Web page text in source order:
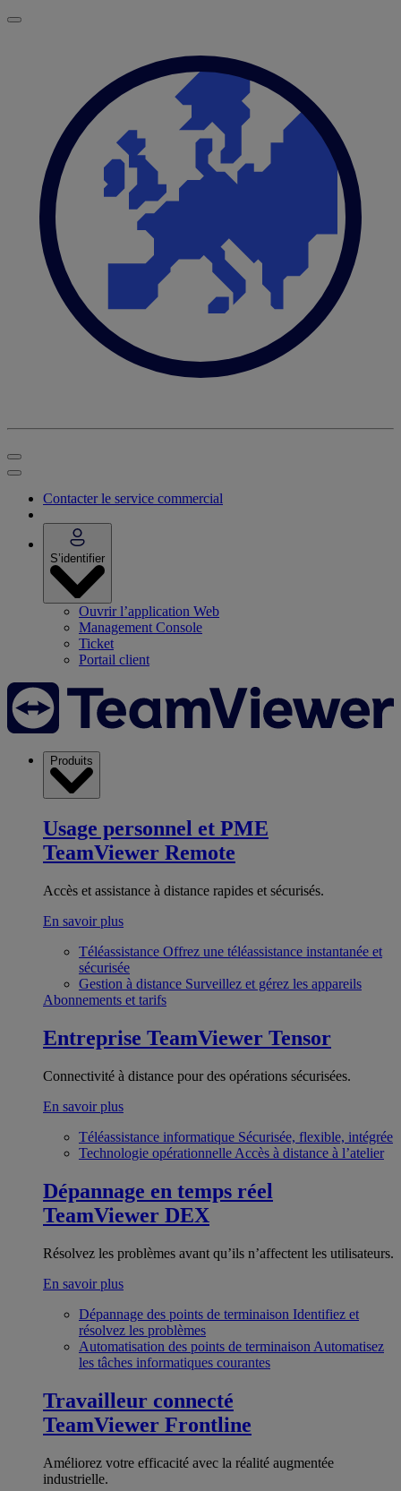
Contacter le service commercial
S’identifier
Ouvrir l’application Web
Management Console
Ticket
Portail client
Produits
Usage personnel et PME
TeamViewer Remote
Accès et assistance à distance rapides et sécurisés.
En savoir plus
Téléassistance Offrez une téléassistance instantanée et
sécurisée
Gestion à distance Surveillez et gérez les appareils
Abonnements et tarifs
Entreprise TeamViewer Tensor
Connectivité à distance pour des opérations sécurisées.
En savoir plus
Téléassistance informatique Sécurisée, flexible, intégrée
Technologie opérationnelle Accès à distance à l’atelier
Dépannage en temps réel
TeamViewer DEX
Résolvez les problèmes avant qu’ils n’affectent les utilisateurs.
En savoir plus
Dépannage des points de terminaison Identifiez et
résolvez les problèmes
Automatisation des points de terminaison Automatisez
les tâches informatiques courantes
Travailleur connecté
TeamViewer Frontline
Améliorez votre efficacité avec la réalité augmentée
industrielle.